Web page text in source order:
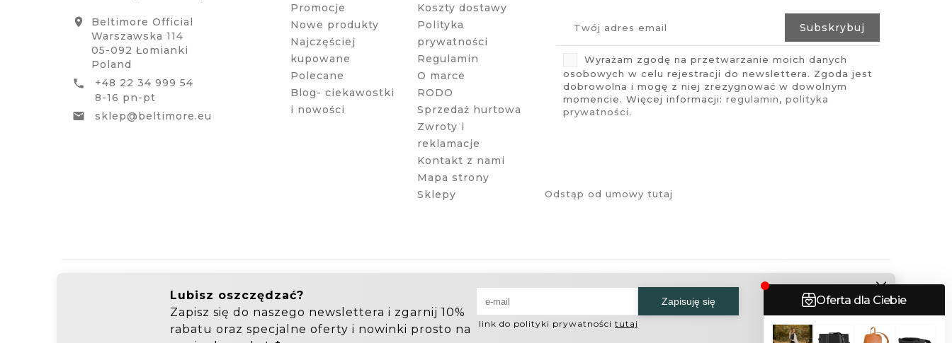
Wyrażam zgodę na przetwarzanie moich danych
osobowych w celu rejestracji do newslettera. Zgoda jest
dobrowolna i mogę z niej zrezygnować w dowolnym
momencie. Więcej informacji: regulamin, polityka
prywatności.

Beltimore Official
Warszawska 114
05-092 Łomianki
Poland

+48 22 34 999 54
8-16 pn-pt

sklep@beltimore.eu
Promocje
Nowe produkty
Najczęściej
kupowane
Polecane
Blog- ciekawostki
i nowości
Koszty dostawy
Polityka
prywatności
Regulamin
O marce
RODO
Sprzedaż hurtowa
Zwroty i
reklamacje
Kontakt z nami
Mapa strony
Sklepy
Odstąp od umowy tutaj